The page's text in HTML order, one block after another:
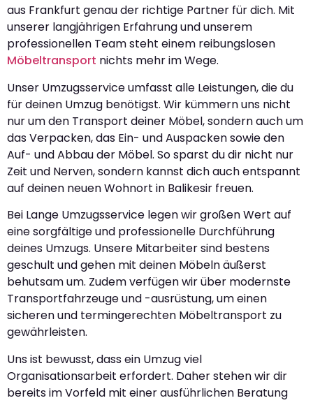
aus Frankfurt genau der richtige Partner für dich. Mit
unserer langjährigen Erfahrung und unserem
professionellen Team steht einem reibungslosen
Möbeltransport nichts mehr im Wege.
Unser Umzugsservice umfasst alle Leistungen, die du
für deinen Umzug benötigst. Wir kümmern uns nicht
nur um den Transport deiner Möbel, sondern auch um
das Verpacken, das Ein- und Auspacken sowie den
Auf- und Abbau der Möbel. So sparst du dir nicht nur
Zeit und Nerven, sondern kannst dich auch entspannt
auf deinen neuen Wohnort in Balikesir freuen.
Bei Lange Umzugsservice legen wir großen Wert auf
eine sorgfältige und professionelle Durchführung
deines Umzugs. Unsere Mitarbeiter sind bestens
geschult und gehen mit deinen Möbeln äußerst
behutsam um. Zudem verfügen wir über modernste
Transportfahrzeuge und -ausrüstung, um einen
sicheren und termingerechten Möbeltransport zu
gewährleisten.
Uns ist bewusst, dass ein Umzug viel
Organisationsarbeit erfordert. Daher stehen wir dir
bereits im Vorfeld mit einer ausführlichen Beratung